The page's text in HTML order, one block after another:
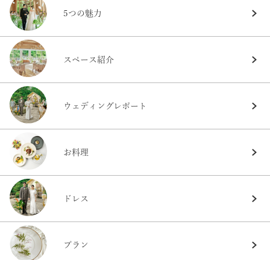
5つの魅力
スペース紹介
ウェディングレポート
お料理
ドレス
プラン